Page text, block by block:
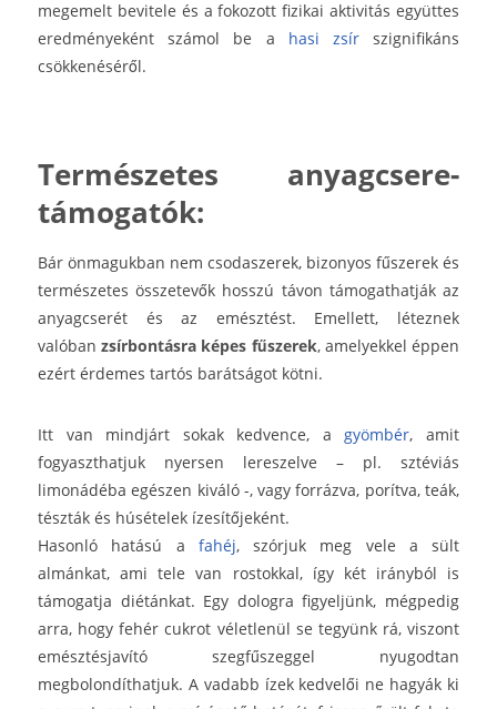
megemelt bevitele és a fokozott fizikai aktivitás együttes
eredményeként számol be a hasi zsírszignifikáns
csökkenéséről.
Természetes anyagcsere-
támogatók:
Bár önmagukban nem csodaszerek, bizonyos fűszerek és
természetes összetevők hosszú távon támogathatják az
anyagcserét és az emésztést. Emellett, léteznek
valóbanzsírbontásra képes fűszerek, amelyekkel éppen
ezért érdemes tartós barátságot kötni.
Itt van mindjárt sokak kedvence, a gyömbér, amit
fogyaszthatjuk nyersen lereszelve – pl. sztéviás
limonádéba egészen kiváló -, vagy forrázva, porítva, teák,
tészták és húsételek ízesítőjeként.
Hasonló hatású a fahéj, szórjuk meg vele a sült
almánkat, ami tele van rostokkal, így két irányból is
támogatja diétánkat. Egy dologra figyeljünk, mégpedig
arra, hogy fehér cukrot véletlenül se tegyünk rá, viszont
emésztésjavító szegfűszeggel nyugodtan
megbolondíthatjuk. A vadabb ízek kedvelői ne hagyák ki